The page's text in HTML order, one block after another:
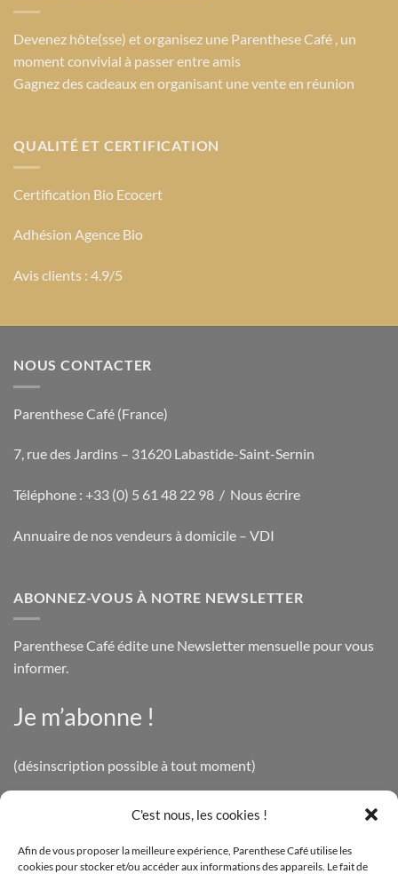
C'est nous, les cookies !
Afin de vous proposer la meilleure expérience, Parenthese Café utilise les
cookies pour stocker et/ou accéder aux informations des appareils. Le fait de
Devenez hôte(sse) et organisez une Parenthese Café , un
moment convivial à passer entre amis
Gagnez des cadeaux en organisant une vente en réunion
QUALITÉ ET CERTIFICATION
Certification Bio Ecocert
Adhésion Agence Bio
Avis clients : 4.9/5
NOUS CONTACTER
Parenthese Café (France)
7, rue des Jardins – 31620 Labastide-Saint-Sernin
Téléphone : +33 (0) 5 61 48 22 98 / Nous écrire
Annuaire de nos vendeurs à domicile – VDI
ABONNEZ-VOUS À NOTRE NEWSLETTER
Parenthese Café édite une Newsletter mensuelle pour vous
informer.
Je m’abonne !
(désinscription possible à tout moment)